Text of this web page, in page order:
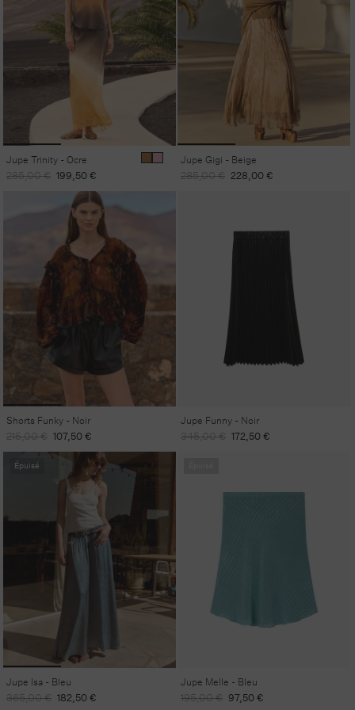
Jupe Trinity - Ocre
Prix
285,00 € Prix
promotionnel
199,50 €
Jupe Gigi - Beige
Prix
285,00 € Prix
228,00 €
Shorts Funky - Noir
Prix
habituel
215,00 € Prix
promotionnel
107,50 €
Jupe Funny - Noir
Prix
345,00 € Prix
172,50 €
Épuisé
Jupe Isa - Bleu
Prix
365,00 € Prix
182,50 €
Jupe Melle - Bleu
Prix
195,00 € Prix
97,50 €